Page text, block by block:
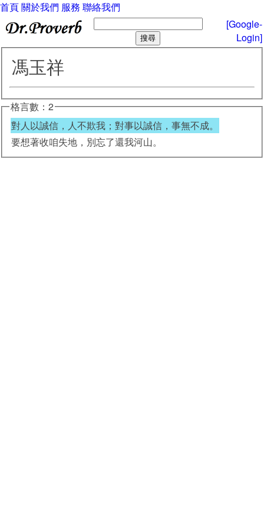
首頁關於我們 服務 聯絡我們
[Google-
Login]
馮玉祥
格言數：2
對人以誠信，人不欺我；對事以誠信，事無不成。
要想著收咱失地，別忘了還我河山。